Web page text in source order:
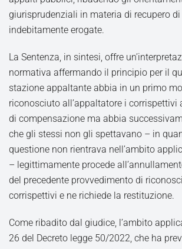
giurisprudenziali in materia di recupero
indebitamente erogate.
La Sentenza, in sintesi, offre
normativa affermando il principio per il
stazione appaltante abbia in un primo
riconosciuto all’appaltatore i
di compensazione ma abbia
che gli stessi non gli spettavano – in
questione non rientrava nell’ambito
– legittimamente procede
del precedente provvedimento di
corrispettivi e ne richiede la restituzione.
Come ribadito dal giudice, l’ambito
26 del Decreto legge 50/2022, che ha